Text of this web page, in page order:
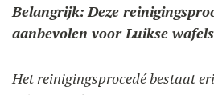
Belangrijk: Deze
aanbevolen voor Luikse
Het reinigingsprocedé bestaat